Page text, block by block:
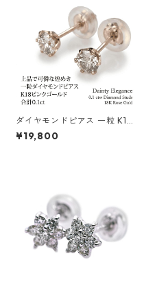
ダイヤモンドピアス 一粒 K18
ピンクゴールド 合計0.1ct ス
タッドピアス おしゃれ シンプ
¥19,800